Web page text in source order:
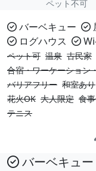
ペット不可
バーベキュー
ログハウス
ペット可 温泉 古民家
合宿・ワーケーション
バリアフリー 和室あり
花火OK 大人限定 食
テニス
バーベキュー